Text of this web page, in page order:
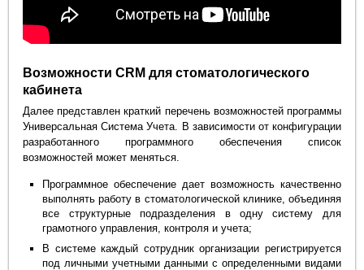
Возможности CRM для стоматологического
кабинета
Далее представлен краткий перечень возможностей программы
Универсальная Система Учета. В зависимости от конфигурации
разработанного программного обеспечения список
возможностей может меняться.
Программное обеспечение дает возможность качественно
выполнять работу в стоматологической клинике, объединяя
все структурные подразделения в одну систему для
грамотного управления, контроля и учета;
В системе каждый сотрудник организации регистрируется
под личными учетными данными с определенными видами